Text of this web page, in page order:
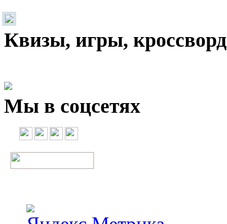
Квизы, игры,
Мы в соцсетях